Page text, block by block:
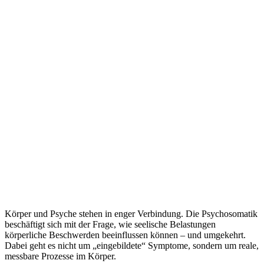
Körper und Psyche stehen in enger Verbindung. Die Psychosomatik
beschäftigt sich mit der Frage, wie seelische Belastungen
körperliche Beschwerden beeinflussen können – und umgekehrt.
Dabei geht es nicht um „eingebildete“ Symptome, sondern um reale,
messbare Prozesse im Körper.